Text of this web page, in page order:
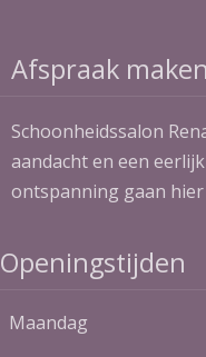
Afspraak maken
Schoonheidssalon
aandacht en een
ontspanning gaan hier
Openingstijden
Maandag